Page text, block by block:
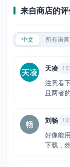
来自商店的
中文 所有语言
天凌 1
注意看
且两者
刘畅 1
好像能
下载，